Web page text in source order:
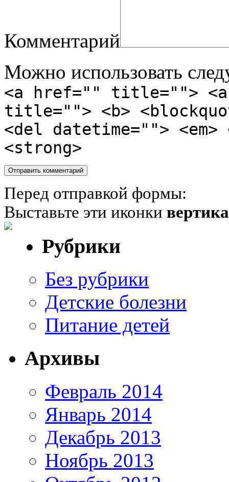
Комментарий
Можно использовать
<a href="" title="">
title=""> <b>
<del datetime="">
<strong>
Перед отправкой формы:
Выставьте эти иконки
Рубрики
Без рубрики
Детские болезни
Питание детей
Архивы
Февраль 2014
Январь 2014
Декабрь 2013
Ноябрь 2013